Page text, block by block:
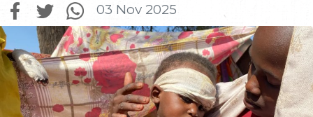
03 Nov 2025